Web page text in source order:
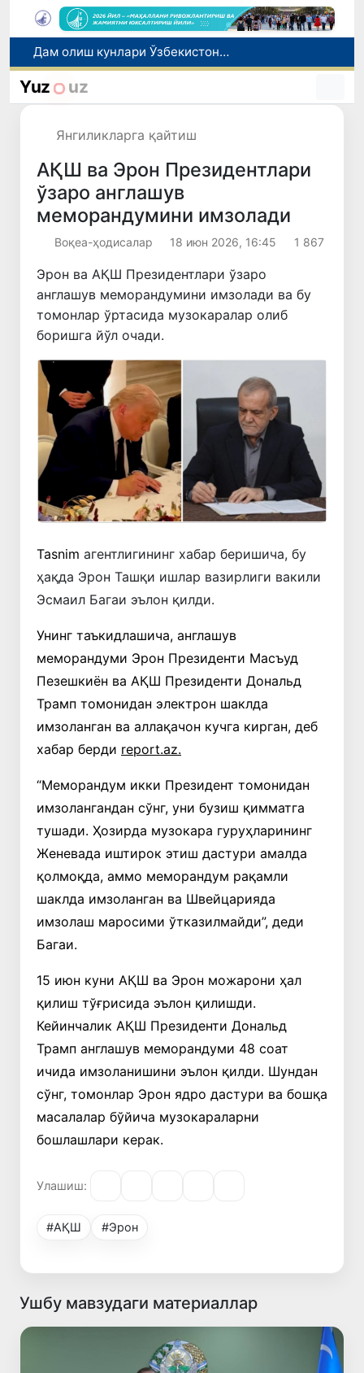
Дам олиш кунлари Ўзбекистонда ҳаво 42 даражагача исийди
Олтой Республикасидан Ўзбекистонга 30 минг бошга яқин қорамол етказиб берилди
Маҳалла банкири: рақамлар ортидаги инсонлар тақдири
Yuz uz
Янгиликларга қайтиш
АҚШ ва Эрон Президентлари
ўзаро англашув
меморандумини имзолади
Воқеа-ҳодисалар 18 июн 2026, 16:45 1 867
Эрон ва АҚШ Президентлари ўзаро
англашув меморандумини имзолади ва бу
томонлар ўртасида музокаралар олиб
боришга йўл очади.
Tasnim агентлигининг хабар беришича, бу
ҳақда Эрон Ташқи ишлар вазирлиги вакили
Эсмаил Багаи эълон қилди.
Унинг таъкидлашича, англашув
меморандуми Эрон Президенти Масъуд
Пезешкиён ва АҚШ Президенти Дональд
Трамп томонидан электрон шаклда
имзоланган ва аллақачон кучга кирган, деб
хабар берди report.az.
“Меморандум икки Президент томонидан
имзолангандан сўнг, уни бузиш қимматга
тушади. Ҳозирда музокара гуруҳларининг
Женевада иштирок этиш дастури амалда
қолмоқда, аммо меморандум рақамли
шаклда имзоланган ва Швейцарияда
имзолаш маросими ўтказилмайди”, деди
Багаи.
15 июн куни АҚШ ва Эрон можарони ҳал
қилиш тўғрисида эълон қилишди.
Кейинчалик АҚШ Президенти Дональд
Трамп англашув меморандуми 48 соат
ичида имзоланишини эълон қилди. Шундан
сўнг, томонлар Эрон ядро дастури ва бошқа
масалалар бўйича музокараларни
бошлашлари керак.
Улашиш:
#АҚШ #Эрон
Ушбу мавзудаги материаллар